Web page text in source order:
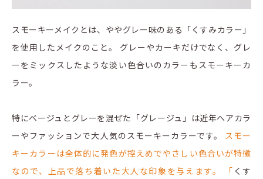
スモーキーメイクとは、ややグレー味のある「くすみカラー」
を使用したメイクのこと。 グレーやカーキだけでなく、グレ
ーをミックスしたような淡い色合いのカラーもスモーキーカ
ラー。
特にベージュとグレーを混ぜた「グレージュ」は近年ヘアカラ
ーやファッションで大人気のスモーキーカラーです。 スモー
キーカラーは全体的に発色が控えめでやさしい色合いが特徴
なので、上品で落ち着いた大人な印象を与えます。 「 くす